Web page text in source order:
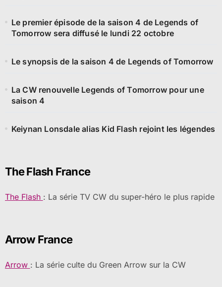
Le premier épisode de la saison 4 de Legends of
Tomorrow sera diffusé le lundi 22 octobre
Le synopsis de la saison 4 de Legends of Tomorrow
La CW renouvelle Legends of Tomorrow pour une
saison 4
Keiynan Lonsdale alias Kid Flash rejoint les légendes
The Flash France
The Flash : La série TV CW du super-héro le plus rapide
Arrow France
Arrow : La série culte du Green Arrow sur la CW